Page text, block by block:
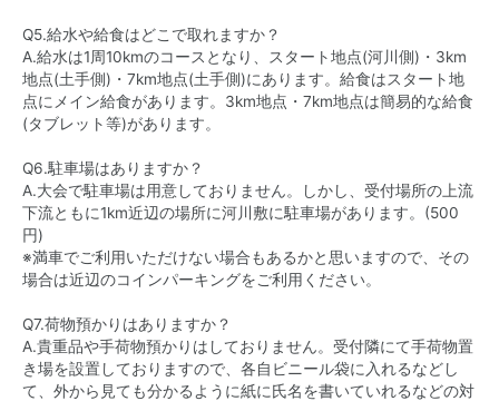
Q5.給水や給食はどこで取れますか？
A.給水は1周10kmのコースとなり、スタート地点(河川側)・3km
地点(土手側)・7km地点(土手側)にあります。給食はスタート地
点にメイン給食があります。3km地点・7km地点は簡易的な給食
(タブレット等)があります。
Q6.駐車場はありますか？
A.大会で駐車場は用意しておりません。しかし、受付場所の上流
下流ともに1km近辺の場所に河川敷に駐車場があります。(500
円)
※満車でご利用いただけない場合もあるかと思いますので、その
場合は近辺のコインパーキングをご利用ください。
Q7.荷物預かりはありますか？
A.貴重品や手荷物預かりはしておりません。受付隣にて手荷物置
き場を設置しておりますので、各自ビニール袋に入れるなどし
て、外から見ても分かるように紙に氏名を書いていれるなどの対